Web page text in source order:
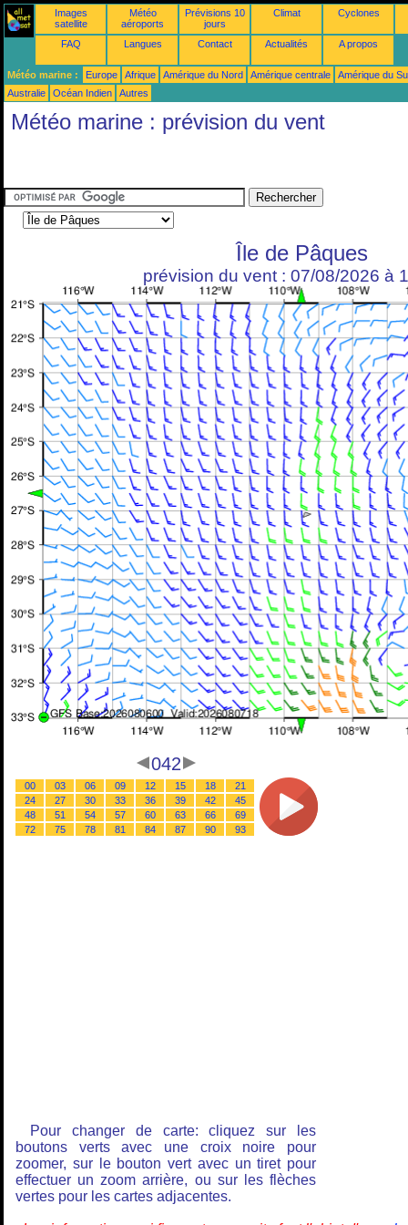
Images
satellite
Météo
aéroports
Prévisions 10
jours
Climat Cyclones
FAQ Langues Contact Actualités A propos
Météo marine : Europe Afrique Amérique du Nord Amérique centrale
Amérique du
Australie
Océan Indien Autres
Météo marine : prévision du vent
Île de Pâques
prévision du vent : 07/08/2026 à
042
00 03 06 09 12 15 18
21
24
27 30 33 36 39 42
45
48
51 54 57 60 63 66
69
72
75 78 81 84 87 90 93
Pour changer de carte: cliquez sur les
boutons verts avec une croix noire pour
zoomer, sur le bouton vert avec un tiret pour
effectuer un zoom arrière, ou sur les flèches
vertes pour les cartes adjacentes.